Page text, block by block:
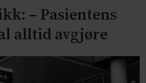
– Pasientens
alltid avgjøre